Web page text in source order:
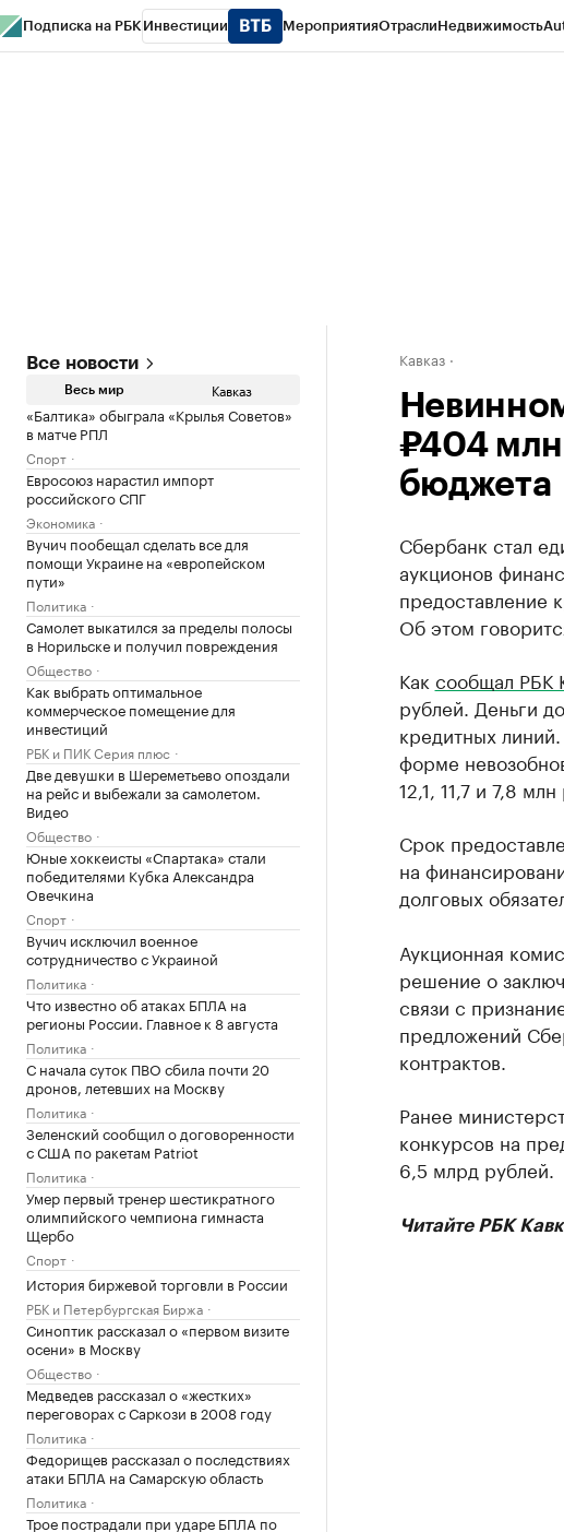
Подписка на РБК Инвестиции МероприятияОтраслиНедвижимость
Все новости
Весь мир Кавказ
«Балтика» обыграла «Крылья Советов»
в матче РПЛ
Спорт
Евросоюз нарастил импорт
российского СПГ
Экономика
Вучич пообещал сделать все для
помощи Украине на «европейском
пути»
Политика
Самолет выкатился за пределы полосы
в Норильске и получил повреждения
Общество
Как выбрать оптимальное
коммерческое помещение для
инвестиций
РБК и ПИК Серия плюс
Две девушки в Шереметьево опоздали
на рейс и выбежали за самолетом.
Видео
Общество
Юные хоккеисты «Спартака» стали
победителями Кубка Александра
Овечкина
Спорт
Вучич исключил военное
сотрудничество с Украиной
Политика
Что известно об атаках БПЛА на
регионы России. Главное к 8 августа
Политика
С начала суток ПВО сбила почти 20
дронов, летевших на Москву
Политика
Зеленский сообщил о договоренности
с США по ракетам Patriot
Политика
Умер первый тренер шестикратного
олимпийского чемпиона гимнаста
Щербо
Спорт
История биржевой торговли в России
РБК и Петербургская Биржа
Синоптик рассказал о «первом визите
осени» в Москву
Общество
Медведев рассказал о «жестких»
переговорах с Саркози в 2008 году
Политика
Федорищев рассказал о последствиях
атаки БПЛА на Самарскую область
Политика
Трое пострадали при ударе БПЛА по
Кавказ
₽404
бюджета
Сбербанк стал
аукционов
предоставление
Об этом
Как сообщал РБК
рублей. Деньги
кредитных
форме
12,1, 11,7 и 7,8 млн
Срок
на
долговых
Аукционная
решение о
связи с
предложений
контрактов.
Ранее
конкурсов на
6,5 млрд рублей.
Читайте РБК